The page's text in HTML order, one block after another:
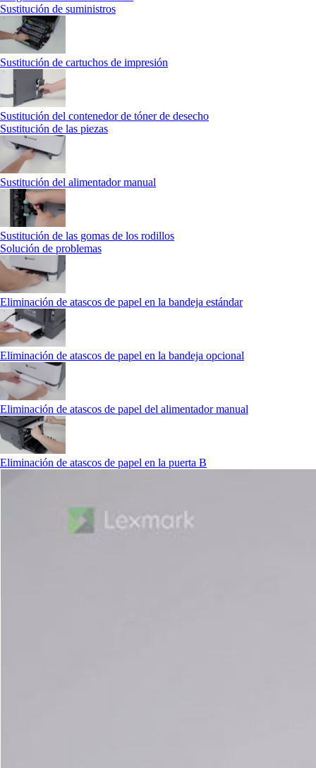
Sustitución de suministros
Sustitución de cartuchos de impresión
Sustitución del contenedor de tóner de desecho
Sustitución de las piezas
Sustitución del alimentador manual
Sustitución de las gomas de los rodillos
Solución de problemas
Eliminación de atascos de papel en la bandeja estándar
Eliminación de atascos de papel en la bandeja opcional
Eliminación de atascos de papel del alimentador manual
Eliminación de atascos de papel en la puerta B